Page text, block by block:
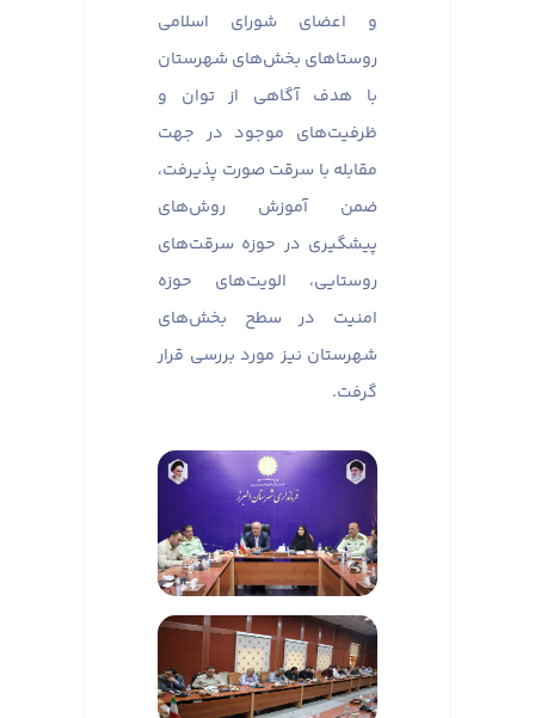
و اعضای شورای اسلامی
روستاهای بخش‌های شهرستان
با هدف آگاهی از توان و
ظرفیت‌های موجود در جهت
مقابله با سرقت صورت پذیرفت،
ضمن آموزش روش‌های
پیشگیری در حوزه سرقت‌های
روستایی، الویت‌های حوزه
امنیت در سطح بخش‌های
شهرستان نیز مورد بررسی قرار
گرفت.